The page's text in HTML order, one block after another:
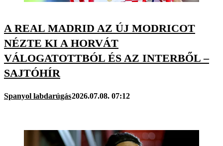
A REAL MADRID AZ ÚJ MODRICOT
NÉZTE KI A HORVÁT
VÁLOGATOTTBÓL ÉS AZ INTERBŐL –
SAJTÓHÍR
Spanyol labdarúgás2026.07.08. 07:12